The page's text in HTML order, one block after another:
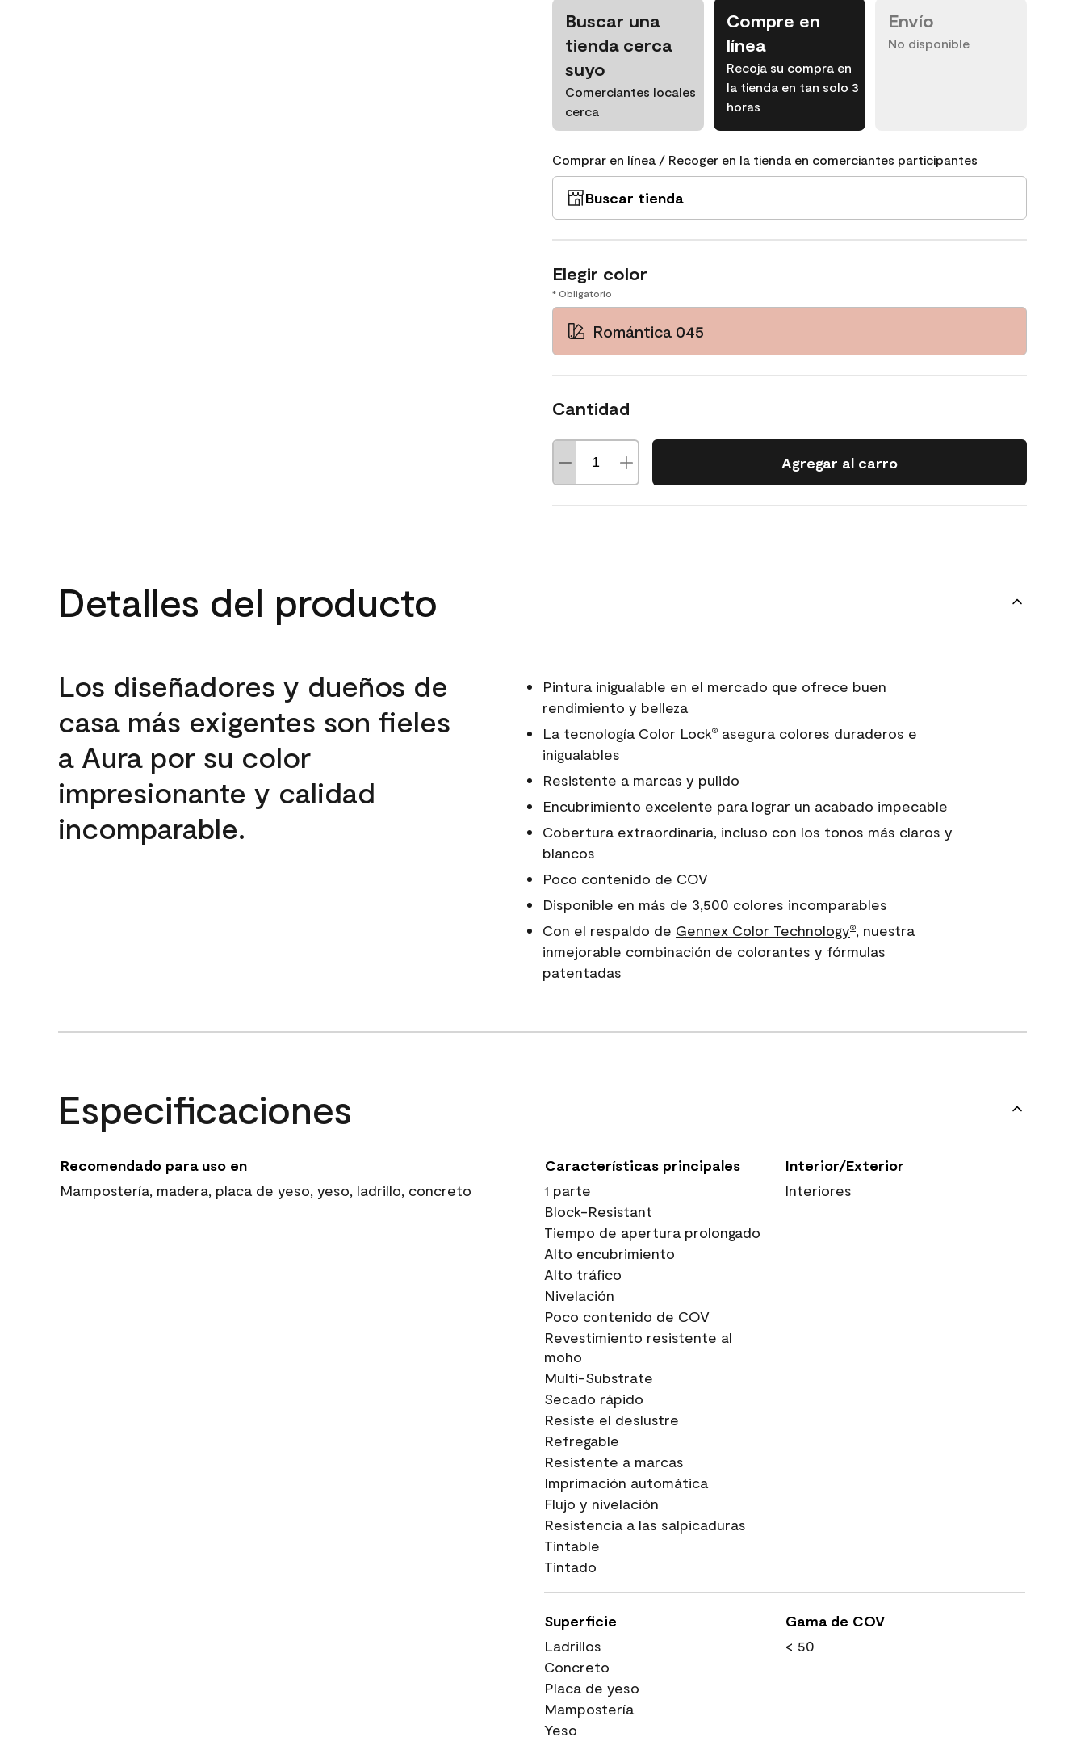
Buscar una
tienda cerca
suyo
Comerciantes locales
cerca
Compre en
línea
Recoja su compra en
la tienda en tan solo 3
horas
Envío
No disponible
Comprar en línea / Recoger en la tienda en comerciantes participantes
Buscar tienda
Elegir color
* Obligatorio
Romántica 045
Cantidad
Agregar al carro
Detalles del producto
Los diseñadores y dueños de
casa más exigentes son fieles
a Aura por su color
impresionante y calidad
incomparable.
Pintura inigualable en el mercado que ofrece buen
rendimiento y belleza
La tecnología Color Lock®asegura colores duraderos e
inigualables
Resistente a marcas y pulido
Encubrimiento excelente para lograr un acabado impecable
Cobertura extraordinaria, incluso con los tonos más claros y
blancos
Poco contenido de COV
Disponible en más de 3,500 colores incomparables
Con el respaldo de Gennex Color Technology®, nuestra
inmejorable combinación de colorantes y fórmulas
patentadas
Especificaciones
Recomendado para uso en
Mampostería, madera, placa de yeso, yeso, ladrillo, concreto
Características principales
1 parte
Block-Resistant
Tiempo de apertura prolongado
Alto encubrimiento
Alto tráfico
Nivelación
Poco contenido de COV
Revestimiento resistente al
moho
Multi-Substrate
Secado rápido
Resiste el deslustre
Refregable
Resistente a marcas
Imprimación automática
Flujo y nivelación
Resistencia a las salpicaduras
Tintable
Tintado
Interior/Exterior
Interiores
Superficie
Ladrillos
Concreto
Placa de yeso
Mampostería
Yeso
Gama de COV
< 50